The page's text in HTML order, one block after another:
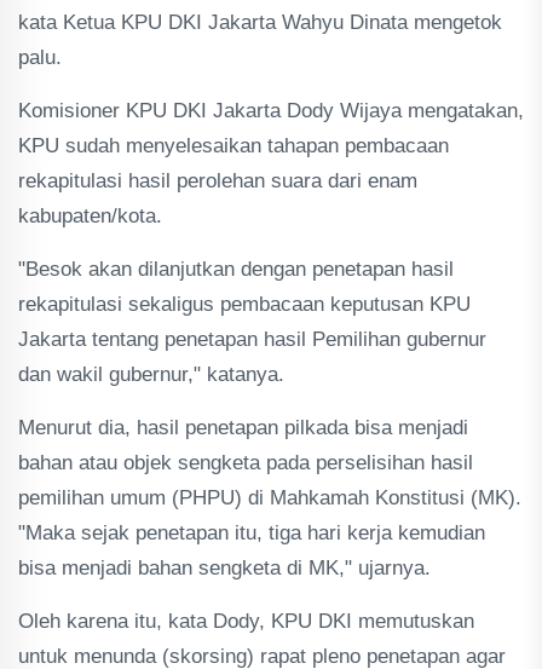
kata Ketua KPU DKI Jakarta Wahyu Dinata mengetok
palu.
Komisioner KPU DKI Jakarta Dody Wijaya mengatakan,
KPU sudah menyelesaikan tahapan pembacaan
rekapitulasi hasil perolehan suara dari enam
kabupaten/kota.
"Besok akan dilanjutkan dengan penetapan hasil
rekapitulasi sekaligus pembacaan keputusan KPU
Jakarta tentang penetapan hasil Pemilihan gubernur
dan wakil gubernur," katanya.
Menurut dia, hasil penetapan pilkada bisa menjadi
bahan atau objek sengketa pada perselisihan hasil
pemilihan umum (PHPU) di Mahkamah Konstitusi (MK).
"Maka sejak penetapan itu, tiga hari kerja kemudian
bisa menjadi bahan sengketa di MK," ujarnya.
Oleh karena itu, kata Dody, KPU DKI memutuskan
untuk menunda (skorsing) rapat pleno penetapan agar